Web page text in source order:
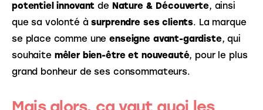
potentiel innovant de Nature & Découverte, ainsi
que sa volonté à surprendre ses clients. La marque
se place comme une enseigne avant-gardiste, qui
souhaite mêler bien-être et nouveauté, pour le plus
grand bonheur de ses consommateurs.